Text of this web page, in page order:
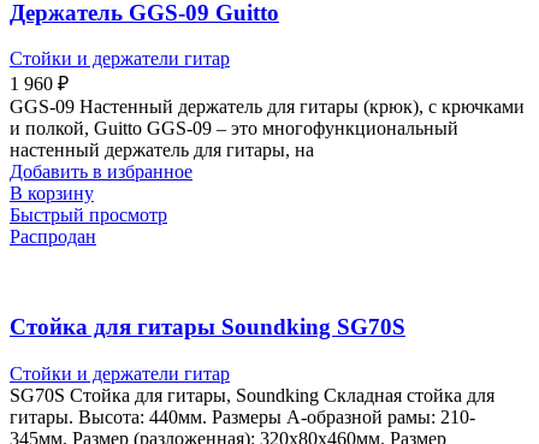
Держатель GGS-09 Guitto
Стойки и держатели гитар
1 960 ₽
GGS-09 Настенный держатель для гитары (крюк), с крючками
и полкой, Guitto GGS-09 – это многофункциональный
настенный держатель для гитары, на
Добавить в избранное
В корзину
Быстрый просмотр
Распродан
Стойка для гитары Soundking SG70S
Стойки и держатели гитар
SG70S Стойка для гитары, Soundking Складная стойка для
гитары. Высота: 440мм. Размеры А-образной рамы: 210-
345мм. Размер (разложенная): 320х80х460мм. Размер